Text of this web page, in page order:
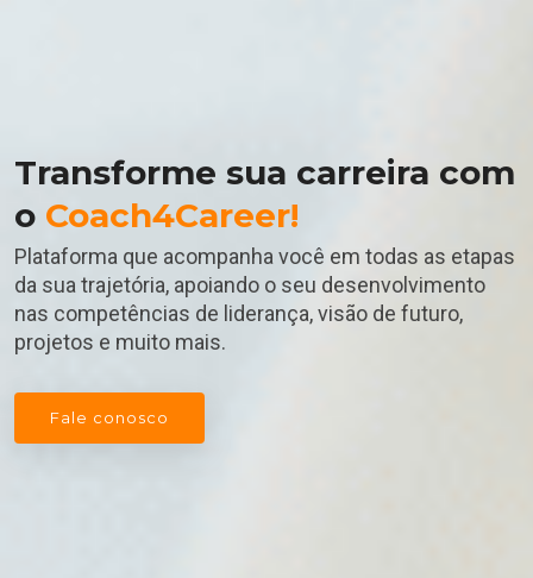
Transforme sua carreira com
o Coach4Career!
Plataforma que acompanha você em todas as etapas
da sua trajetória, apoiando o seu desenvolvimento
nas competências de liderança, visão de futuro,
projetos e muito mais.
Fale conosco